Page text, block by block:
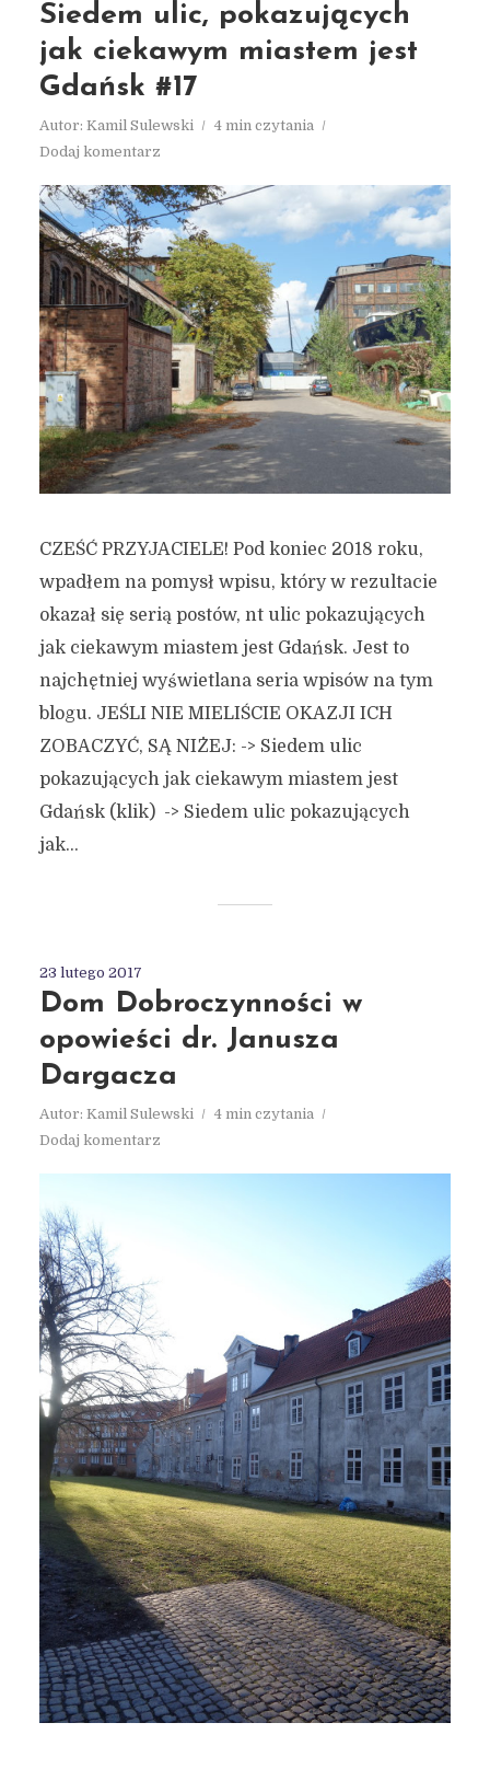
Siedem ulic, pokazujących
jak ciekawym miastem jest
Gdańsk #17
Autor: Kamil Sulewski
4 min czytania
Dodaj komentarz
CZEŚĆ PRZYJACIELE! Pod koniec 2018 roku,
wpadłem na pomysł wpisu, który w rezultacie
okazał się serią postów, nt ulic pokazujących
jak ciekawym miastem jest Gdańsk. Jest to
najchętniej wyświetlana seria wpisów na tym
blogu. JEŚLI NIE MIELIŚCIE OKAZJI ICH
ZOBACZYĆ, SĄ NIŻEJ: -> Siedem ulic
pokazujących jak ciekawym miastem jest
Gdańsk (klik) -> Siedem ulic pokazujących
jak...
23 lutego 2017
Dom Dobroczynności w
opowieści dr. Janusza
Dargacza
Autor: Kamil Sulewski
4 min czytania
Dodaj komentarz